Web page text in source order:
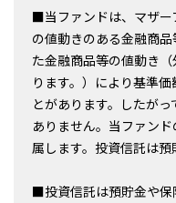
■当ファンドは、マザー
の値動きのある金融商
た金融商品等の値動き
ります。）により基準
とがあります。したが
ありません。当ファン
属します。投資信託は預
■投資信託は預貯金や保